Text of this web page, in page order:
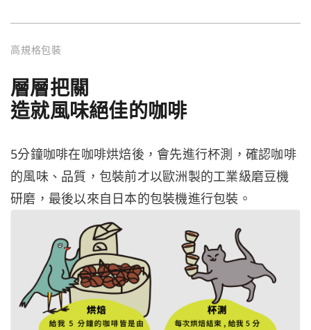
高規格包裝
層層把關
造就風味絕佳的咖啡
5分鐘咖啡在咖啡烘焙後，會先進行杯測，確認咖啡
的風味、品質，包裝前才以歐洲製的工業級磨豆機
研磨，最後以來自日本的包裝機進行包裝。